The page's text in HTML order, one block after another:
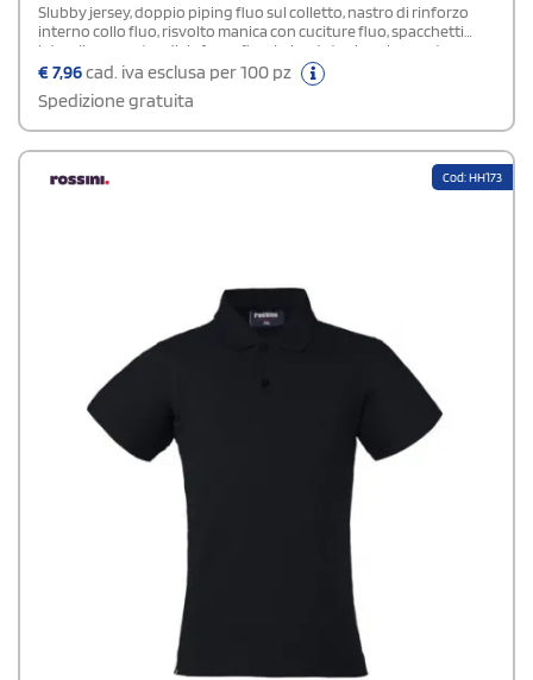
Slubby jersey, doppio piping fluo sul colletto, nastro di rinforzo
interno collo fluo, risvolto manica con cuciture fluo, spacchetti
laterali con nastro di rinforzo fluo. Imbustate singolarmente.
€7,96cad. iva esclusa per 100 pz
Spedizione gratuita
Cod: HH173